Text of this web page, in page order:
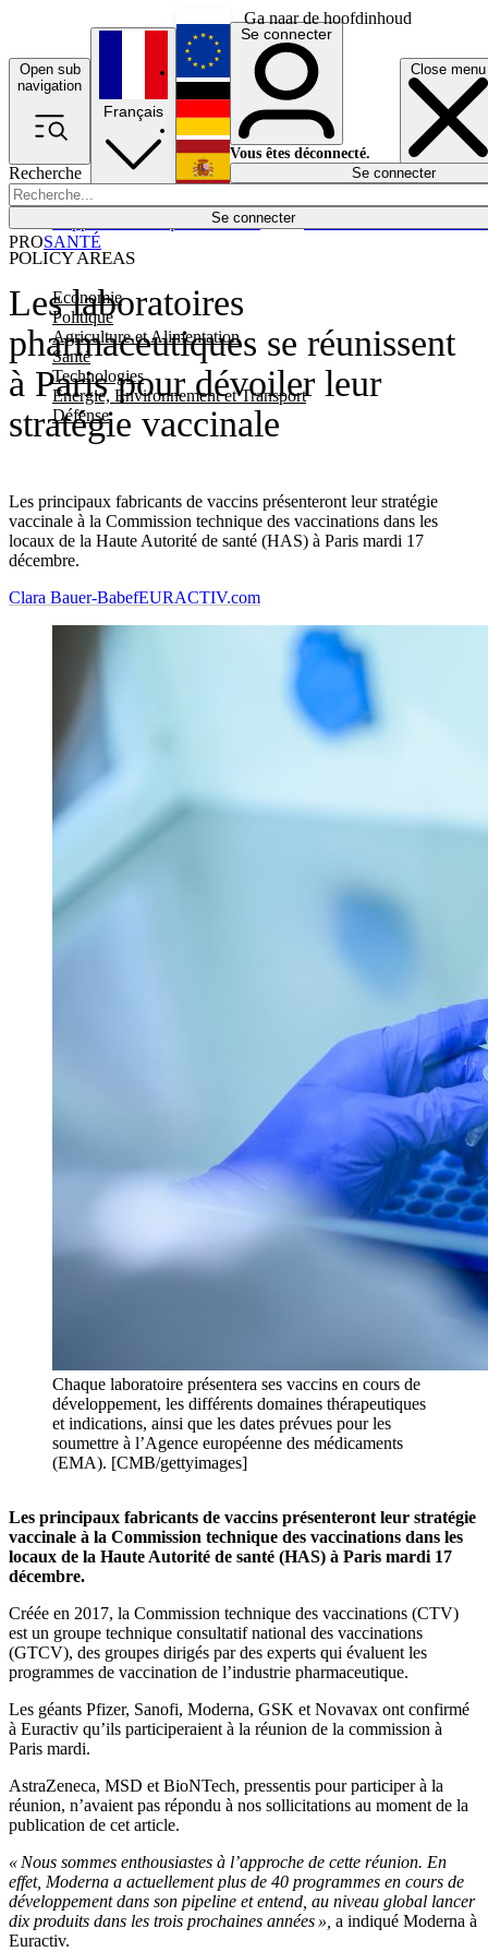
Ga naar de hoofdinhoud
Open sub
navigation
Close menu
Recherche
Se connecter
POLICY AREAS
Economie
Politique
Agriculture et Alimentation
Santé
Technologies
Energie, Environnement et Transport
Défense
Économie
Français
English
Deutsch
Español
Se connecter
Vous êtes déconnecté.
Se connecter
Les laboratoires
pharmaceutiques se réunissent
à Paris pour dévoiler leur
stratégie vaccinale
Les principaux fabricants de vaccins présenteront leur stratégie
vaccinale à la Commission technique des vaccinations dans les
locaux de la Haute Autorité de santé (HAS) à Paris mardi 17
décembre.
PROSANTÉ
Clara Bauer-BabefEURACTIV.com
Chaque laboratoire présentera ses vaccins en cours de
développement, les différents domaines thérapeutiques
et indications, ainsi que les dates prévues pour les
soumettre à l’Agence européenne des médicaments
(EMA). [CMB/gettyimages]
Les principaux fabricants de vaccins présenteront leur stratégie
vaccinale à la Commission technique des vaccinations dans les
locaux de la Haute Autorité de santé (HAS) à Paris mardi 17
décembre.
Créée en 2017, la Commission technique des vaccinations (CTV)
est un groupe technique consultatif national des vaccinations
(GTCV), des groupes dirigés par des experts qui évaluent les
programmes de vaccination de l’industrie pharmaceutique.
Les géants Pfizer, Sanofi, Moderna, GSK et Novavax ont confirmé
à Euractiv qu’ils participeraient à la réunion de la commission à
Paris mardi.
AstraZeneca, MSD et BioNTech, pressentis pour participer à la
réunion, n’avaient pas répondu à nos sollicitations au moment de la
publication de cet article.
« Nous sommes enthousiastes à l’approche de cette réunion. En
effet, Moderna a actuellement plus de 40 programmes en cours de
développement dans son pipeline et entend, au niveau global lancer
dix produits dans les trois prochaines années », a indiqué Moderna à
Euractiv.